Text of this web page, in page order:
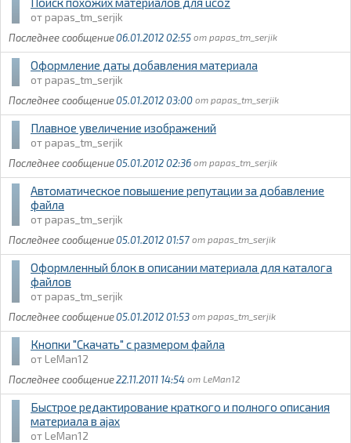
papas_tm_serjik
06.01.2012 02:55
papas_tm_serjik
Оформление даты добавления материала
papas_tm_serjik
05.01.2012 03:00
papas_tm_serjik
Плавное увеличение изображений
papas_tm_serjik
05.01.2012 02:36
papas_tm_serjik
Автоматическое повышение репутации за добавление
файла
papas_tm_serjik
05.01.2012 01:57
papas_tm_serjik
Оформленный блок в описании материала для каталога
файлов
papas_tm_serjik
05.01.2012 01:53
papas_tm_serjik
Кнопки "Скачать" с размером файла
LeMan12
22.11.2011 14:54
LeMan12
Быстрое редактирование краткого и полного описания
материала в ajax
LeMan12